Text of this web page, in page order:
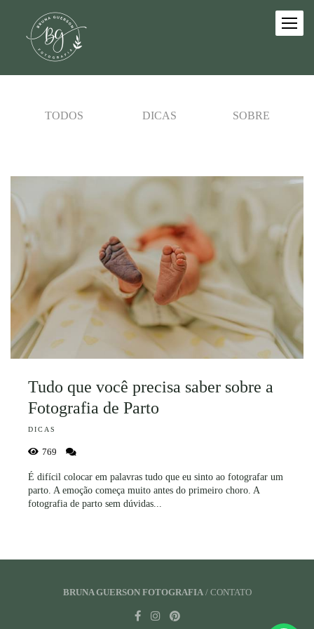
TODOS DICAS SOBRE
Tudo que você precisa saber sobre a
Fotografia de Parto
DICAS
769
É difícil colocar em palavras tudo que eu sinto ao fotografar um
parto. A emoção começa muito antes do primeiro choro. A
fotografia de parto sem dúvidas...
BRUNA GUERSON FOTOGRAFIA/ CONTATO